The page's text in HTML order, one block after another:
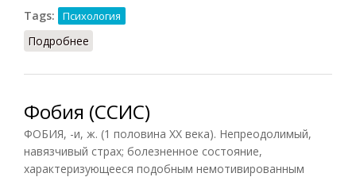
Tags:
Психология
Подробнее
Фобия (ССИС)
ФОБИЯ, -и, ж. (1 половина XX века). Непреодолимый,
навязчивый страх; болезненное состояние,
характеризующееся подобным немотивированным